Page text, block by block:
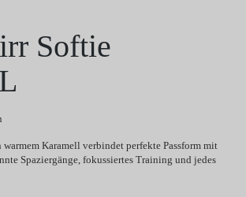
Softie
Karamell verbindet perfekte Passform mit
Spaziergänge, fokussiertes Training und jedes